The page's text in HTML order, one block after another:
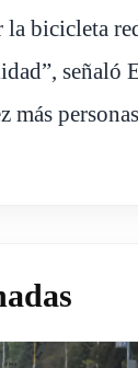
la bicicleta
señaló
más